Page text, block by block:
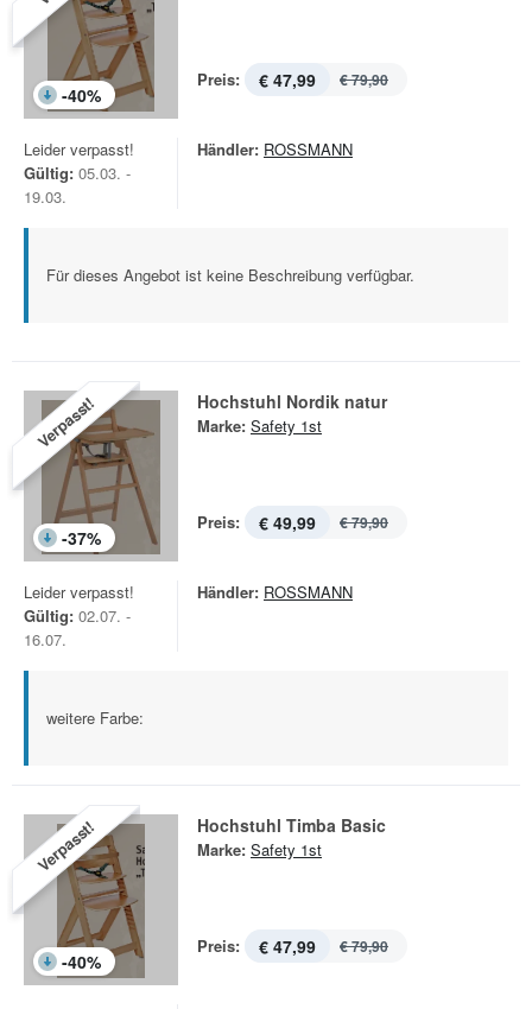
-40%
Preis: € 47,99 € 79,90
Leider verpasst!
Gültig: 05.03. -
19.03.
Händler: ROSSMANN
Für dieses Angebot ist keine Beschreibung verfügbar.
Verpasst!
-37%
Hochstuhl Nordik natur
Marke: Safety 1st
Preis: € 49,99 € 79,90
Leider verpasst!
Gültig: 02.07. -
16.07.
Händler: ROSSMANN
weitere Farbe:
Verpasst!
-40%
Hochstuhl Timba Basic
Marke: Safety 1st
Preis: € 47,99 € 79,90